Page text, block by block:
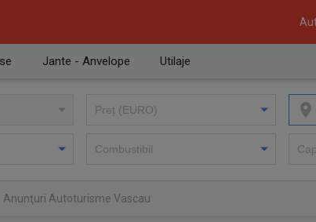
Jante - Anvelope Utilaje
Anunţuri Autoturisme Vascau